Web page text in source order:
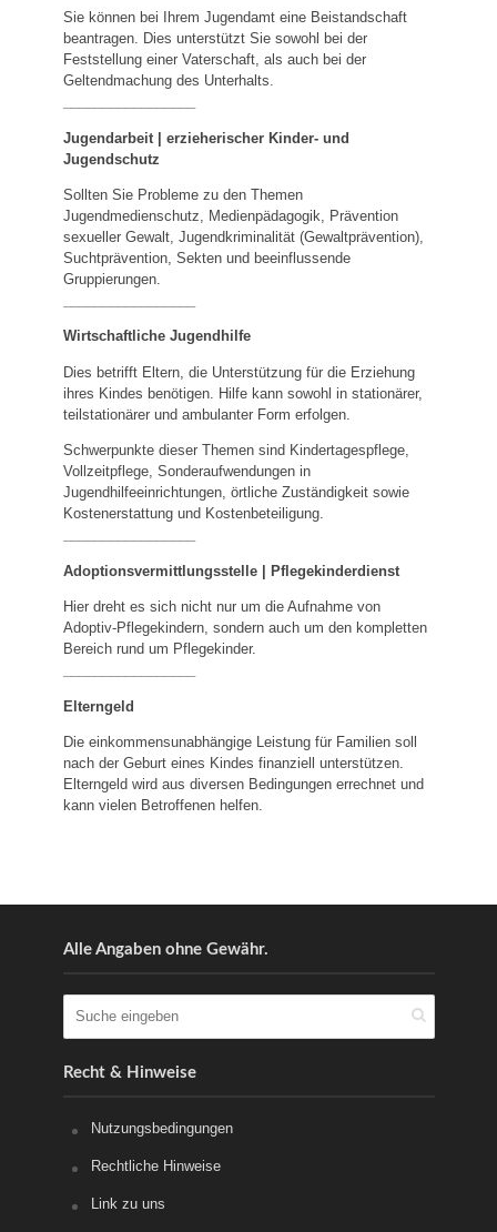
Sie können bei Ihrem Jugendamt eine Beistandschaft
beantragen. Dies unterstützt Sie sowohl bei der
Feststellung einer Vaterschaft, als auch bei der
Geltendmachung des Unterhalts.
Jugendarbeit | erzieherischer Kinder- und
Jugendschutz
Sollten Sie Probleme zu den Themen
Jugendmedienschutz, Medienpädagogik, Prävention
sexueller Gewalt, Jugendkriminalität (Gewaltprävention),
Suchtprävention, Sekten und beeinflussende
Gruppierungen.
Wirtschaftliche Jugendhilfe
Dies betrifft Eltern, die Unterstützung für die Erziehung
ihres Kindes benötigen. Hilfe kann sowohl in stationärer,
teilstationärer und ambulanter Form erfolgen.
Schwerpunkte dieser Themen sind Kindertagespflege,
Vollzeitpflege, Sonderaufwendungen in
Jugendhilfeeinrichtungen, örtliche Zuständigkeit sowie
Kostenerstattung und Kostenbeteiligung.
Adoptionsvermittlungsstelle | Pflegekinderdienst
Hier dreht es sich nicht nur um die Aufnahme von
Adoptiv-Pflegekindern, sondern auch um den kompletten
Bereich rund um Pflegekinder.
Elterngeld
Die einkommensunabhängige Leistung für Familien soll
nach der Geburt eines Kindes finanziell unterstützen.
Elterngeld wird aus diversen Bedingungen errechnet und
kann vielen Betroffenen helfen.
Alle Angaben ohne Gewähr.
Recht & Hinweise
Nutzungsbedingungen
Rechtliche Hinweise
Link zu uns